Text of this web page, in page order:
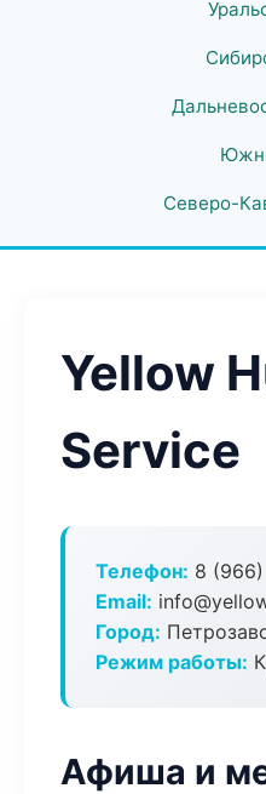
Северо-
Yellow
Service
Телефон: 8
Email:
Город:
Режим работы:
Афиша и